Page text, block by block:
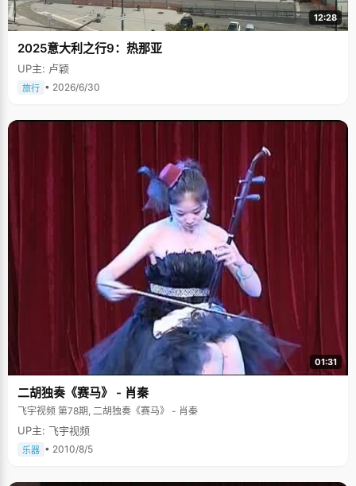
12:28
2025意大利之行9：热那亚
UP主: 卢颖
旅行 • 2026/6/30
01:31
二胡独奏《赛马》 - 肖秦
飞宇视频 第78期, 二胡独奏《赛马》 - 肖秦
UP主: 飞宇视频
乐器 • 2010/8/5